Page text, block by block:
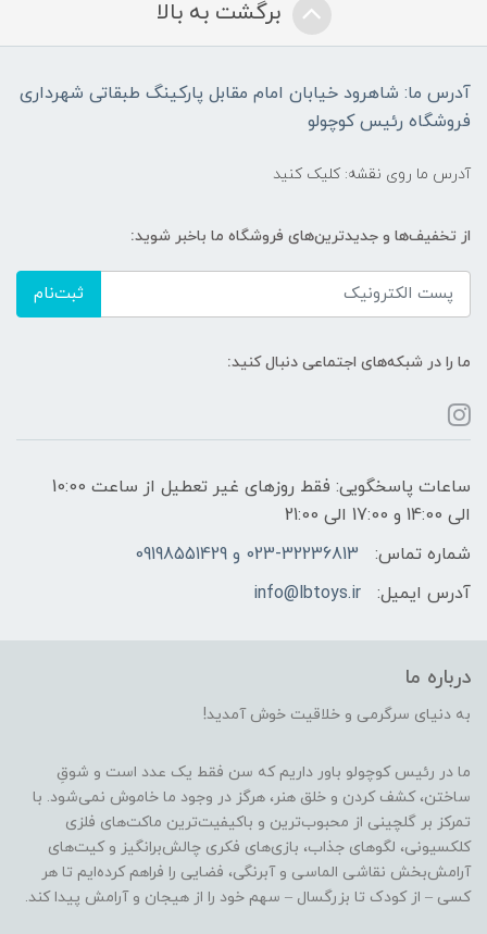
برگشت به بالا
آدرس ما: شاهرود خیابان امام مقابل پارکینگ طبقاتی شهرداری
فروشگاه رئیس کوچولو
آدرس ما روی نقشه: کلیک کنید
از تخفیف‌ها و جدیدترین‌های فروشگاه ما باخبر شوید:
ثبت‌نام
ما را در شبکه‌های اجتماعی دنبال کنید:
ساعات پاسخگویی: فقط روزهای غیر تعطیل از ساعت 10:00
الی 14:00 و 17:00 الی 21:00
شماره تماس:
023-32236813 و 09198551429
آدرس ایمیل:
info@lbtoys.ir
درباره ما
به دنیای سرگرمی و خلاقیت خوش آمدید!
ما در رئیس کوچولو باور داریم که سن فقط یک عدد است و شوقِ
ساختن، کشف کردن و خلق هنر، هرگز در وجود ما خاموش نمی‌شود. با
تمرکز بر گلچینی از محبوب‌ترین و باکیفیت‌ترین ماکت‌های فلزی
کلکسیونی، لگوهای جذاب، بازی‌های فکری چالش‌برانگیز و کیت‌های
آرامش‌بخش نقاشی الماسی و آبرنگی، فضایی را فراهم کرده‌ایم تا هر
کسی – از کودک تا بزرگسال – سهم خود را از هیجان و آرامش پیدا کند.